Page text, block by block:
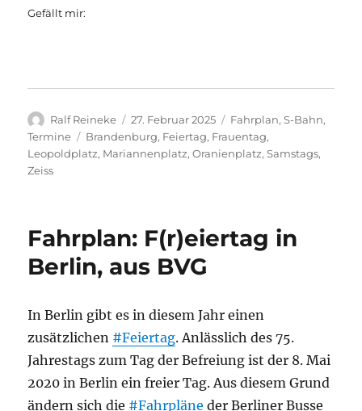
Gefällt mir:
Autor
Ralf Reineke
Veröffentlicht
am
27. Februar 2025 Kategorien
Fahrplan,S-Bahn,
Termine
Schlagwörter
Brandenburg, Feiertag, Frauentag,
Leopoldplatz, Mariannenplatz,Oranienplatz,Samstags,
Zeiss
Fahrplan: F(r)eiertag in
Berlin, aus BVG
In Berlin gibt es in diesem Jahr einen
zusätzlichen #Feiertag. Anlässlich des 75.
Jahrestags zum Tag der Befreiung ist der 8. Mai
2020 in Berlin ein freier Tag. Aus diesem Grund
ändern sich die #Fahrpläne der Berliner Busse